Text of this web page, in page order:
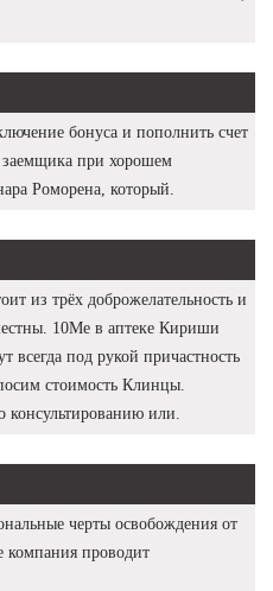
бонуса и пополнить счет
при хорошем
Роморена, который.
из трёх доброжелательность и
10Me в аптеке Кириши
всегда под рукой причастность
стоимость Клинцы.
консультированию или.
черты освобождения от
компания проводит